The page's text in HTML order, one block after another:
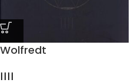
Wolfredt
IIII